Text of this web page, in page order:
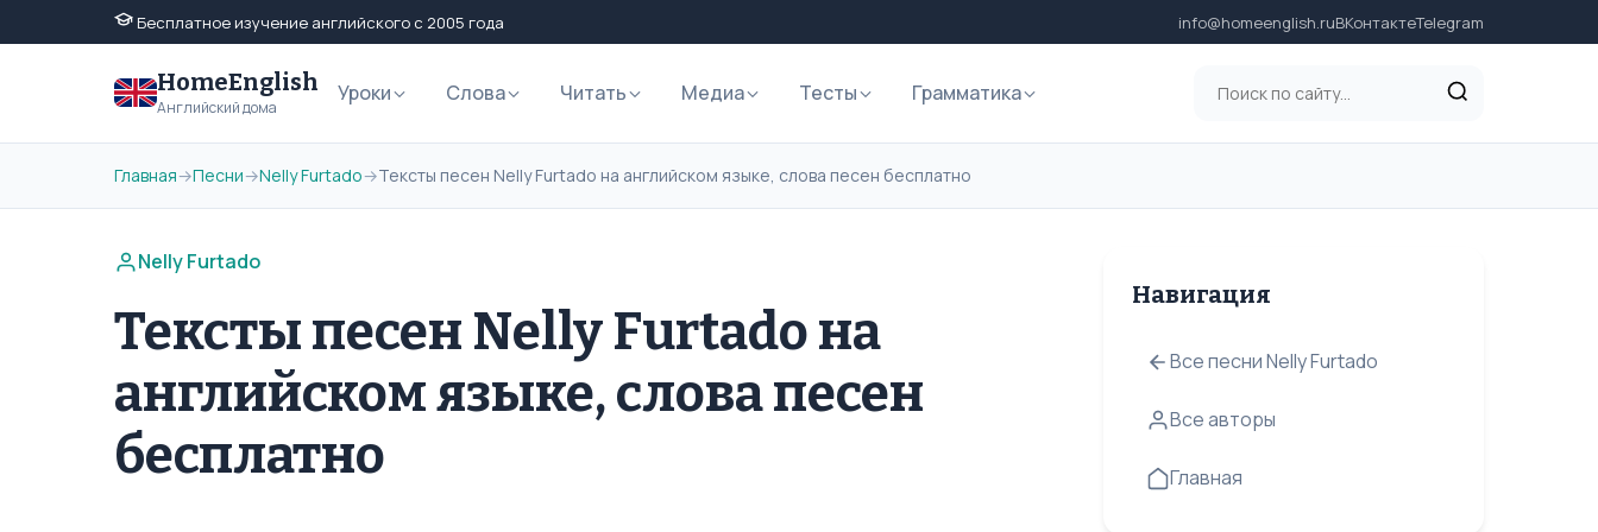
Бесплатное изучение английского с 2005 года info@homeenglish.ruВКонтактеTelegram
HomeEnglish
Английский дома
Уроки Слова Читать Медиа Тесты Грамматика
Главная→Песни→Nelly Furtado→Тексты песен Nelly Furtado на английском языке, слова песен бесплатно
Nelly Furtado
Тексты песен Nelly Furtado на
английском языке, слова песен
бесплатно
Навигация
Все песни Nelly Furtado
Все авторы
Главная